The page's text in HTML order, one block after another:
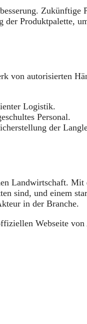
Zukünftige
Produktpalette,
von autorisierten
Logistik.
Personal.
der
Landwirtschaft. Mit
sind, und einem
in der Branche.
Webseite von